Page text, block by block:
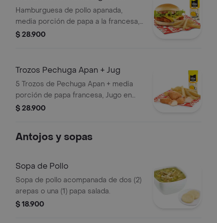
apanada
Hamburguesa de pollo apanada,
media porción de papa a la francesa,
una Coca cola 400ml, un juguete o
$ 28.900
Trozos Pechuga Apan + Jug
5 Trozos de Pechuga Apan + media
porción de papa francesa, Jugo en
caja o coca cola, 1 juguete de
$ 28.900
Antojos y sopas
Sopa de Pollo
Sopa de pollo acompanada de dos (2)
arepas o una (1) papa salada.
$ 18.900